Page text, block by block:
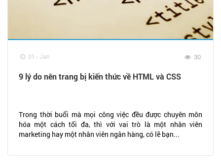
01 - Jan 30
9 lý do nên trang bị kiến thức về HTML và CSS
Trong thời buổi mà mọi công việc đều được chuyên môn
hóa một cách tối đa, thì với vai trò là một nhân viên
marketing hay một nhân viên ngân hàng, có lẽ bạn...